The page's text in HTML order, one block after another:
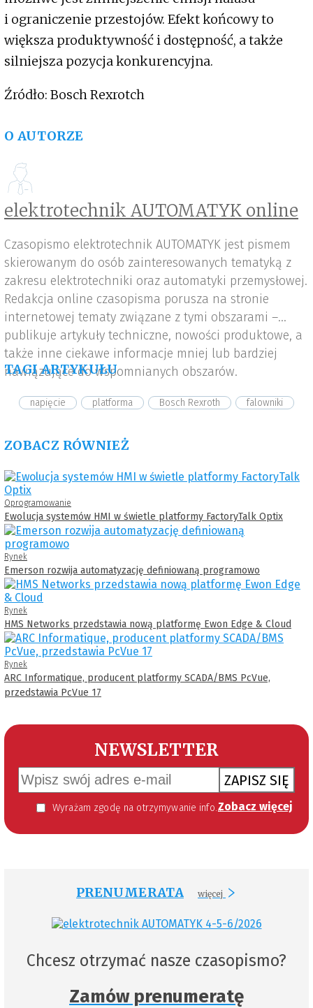
i ograniczenie przestojów. Efekt końcowy to
większa produktywność i dostępność, a także
silniejsza pozycja konkurencyjna.
Źródło: Bosch Rexrotch
O AUTORZE
elektrotechnik AUTOMATYK online
Czasopismo elektrotechnik AUTOMATYK jest pismem
skierowanym do osób zainteresowanych tematyką z
zakresu elektrotechniki oraz automatyki przemysłowej.
Redakcja online czasopisma porusza na stronie
internetowej tematy związane z tymi obszarami –
publikuje artykuły techniczne, nowości produktowe, a
także inne ciekawe informacje mniej lub bardziej
nawiązujące do wspomnianych obszarów.
TAGI ARTYKUŁU
napięcie platforma Bosch Rexroth falowniki
ZOBACZ RÓWNIEŻ
Oprogramowanie
Ewolucja systemów HMI w świetle platformy FactoryTalk Optix
Rynek
Emerson rozwija automatyzację definiowaną programowo
Rynek
HMS Networks przedstawia nową platformę Ewon Edge & Cloud
Rynek
ARC Informatique, producent platformy SCADA/BMS PcVue,
przedstawia PcVue 17
NEWSLETTER
ZAPISZ SIĘ
Wyrażam zgodę na otrzymywanie informacji handlowej kierowanej do mnie za pomocą środków komunikacji elektronicznej w szczególności poczty elektronicznej zgodnie z przepisem art. 10 ust 2 ustawy z dnia 18 lipca 2002 roku o świadczeniu usług drogą elektroniczną (Dz. U. 144 z 2002 r. poz. 1204). Zgoda jest dobrowolna, jednak jej wyrażenie jest konieczne, aby otrzymywać newsletter. Zobacz więcej
PRENUMERATA więcej
Chcesz otrzymać nasze czasopismo?
Zamów prenumeratę